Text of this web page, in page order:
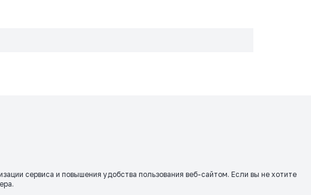
сервиса и повышения удобства пользования веб-сайтом. Если вы не хотите